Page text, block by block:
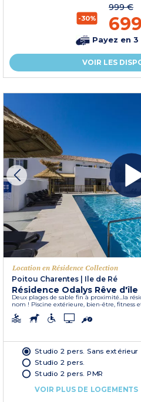
-30%
999 €
Payez en 3
VOIR LES
Location en Résidence Collection
Poitou Charentes
Ile de Ré
Résidence Odalys Rêve d'île
Deux plages de sable fin à proximité...la
nom ! Piscine extérieure, bien-être, fitness
Studio 2 pers. Sans extérieur
Studio 2 pers.
Studio 2 pers. PMR
VOIR PLUS DE LOGEMENTS